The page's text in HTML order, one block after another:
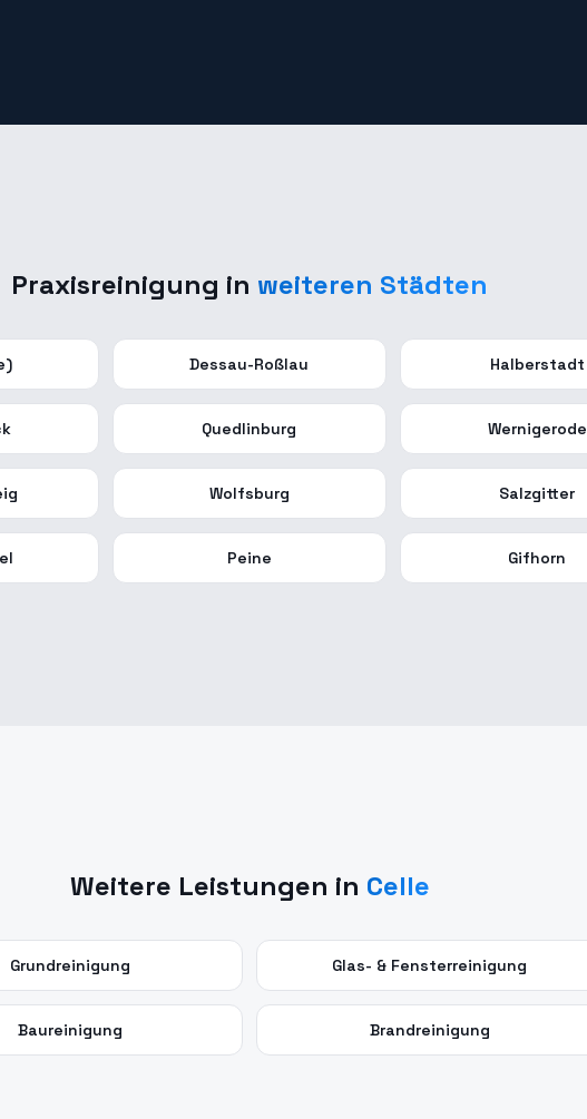
Praxisreinigung in weiteren Städten
Dessau-Roßlau Halberstadt
Quedlinburg Wernigerode
Wolfsburg Salzgitter
Peine Gifhorn
Weitere Leistungen in Celle
Grundreinigung Glas- & Fensterreinigung
Baureinigung Brandreinigung